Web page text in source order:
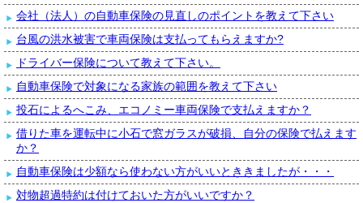
会社（法人）の自動車保険の見直しのポイントを教えて下さい
台風の洪水被害で車両保険は支払ってもらえますか?
ドライバー保険について教えて下さい。
自動車保険で対象になる家族の範囲を教えて下さい
投石によるへこみ、エコノミー車両保険で支払えますか？
借りた車を運転中に小石で窓ガラスが破損、自分の保険で払えます
か？
自動車保険は少額なら使わない方がいいとききましたが・・・
対物超過特約は付けておいた方がいいですか？